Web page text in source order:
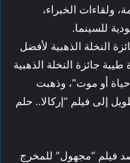
ولقاءات الخبراء،
للسينما.
النخلة الذهبية لأفضل
جائزة النخلة الذهبية
أو موت”، وذهبت
إلى فيلم “إركالا.. حلم
فيلم “مجهول” للمخرج